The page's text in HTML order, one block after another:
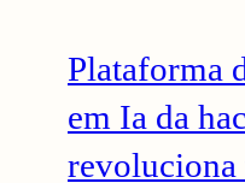
Plataforma
em Ia da
revoluciona